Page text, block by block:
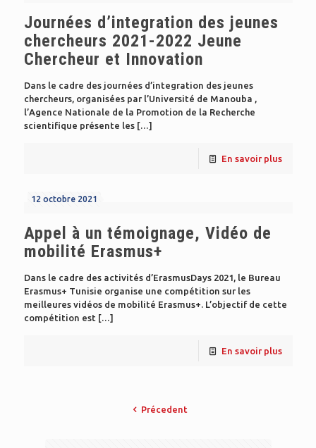
Journées d’integration des jeunes
chercheurs 2021-2022 Jeune
Chercheur et Innovation
Dans le cadre des journées d’integration des jeunes
chercheurs, organisées par l’Université de Manouba ,
l’Agence Nationale de la Promotion de la Recherche
scientifique présente les[…]
En savoir plus
12 octobre 2021
Appel à un témoignage, Vidéo de
mobilité Erasmus+
Dans le cadre des activités d’ErasmusDays 2021, le Bureau
Erasmus+ Tunisie organise une compétition sur les
meilleures vidéos de mobilité Erasmus+. L’objectif de cette
compétition est […]
En savoir plus
Précedent